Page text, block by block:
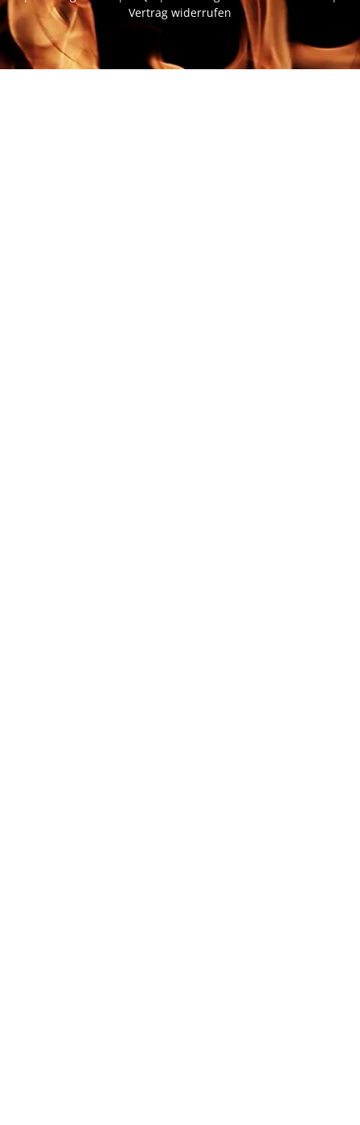
Vertrag widerrufen